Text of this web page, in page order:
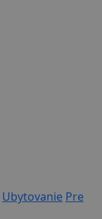
Ubytovanie Pre